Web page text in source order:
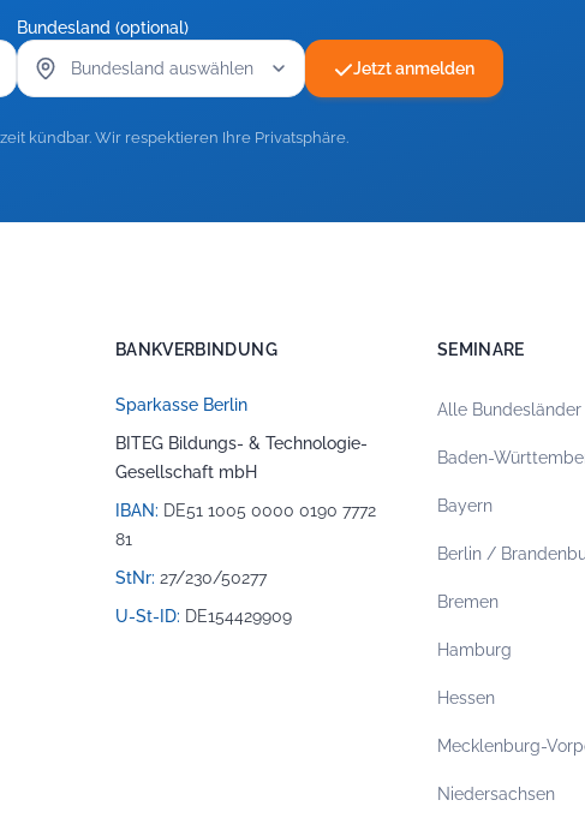
Bundesland (optional)
Jetzt anmelden
kündbar. Wir respektieren Ihre Privatsphäre.
BANKVERBINDUNG
Sparkasse Berlin
BITEG Bildungs- & Technologie-
Gesellschaft mbH
IBAN: DE51 1005 0000 0190 7772
81
StNr: 27/230/50277
U-St-ID: DE154429909
SEMINARE
Alle Bundesländer
Baden-
Bayern
Berlin /
Bremen
Hamburg
Hessen
Mecklenburg-
Niedersachsen